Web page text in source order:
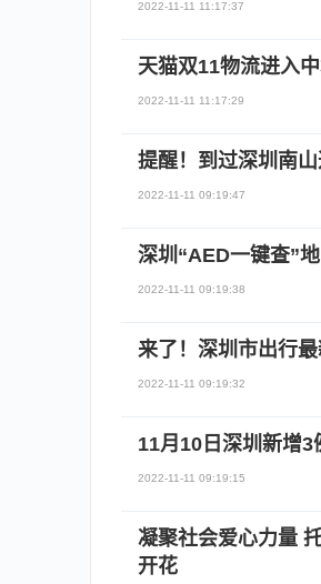
2022-11-11 11:17:37
天猫双11物流进入
2022-11-11 11:17:29
提醒！到过深圳南
2022-11-11 09:19:47
深圳“AED一键查”
2022-11-11 09:19:38
来了！深圳市出行最
2022-11-11 09:19:32
11月10日深圳新增
2022-11-11 09:19:15
凝聚社会爱心力量
开花